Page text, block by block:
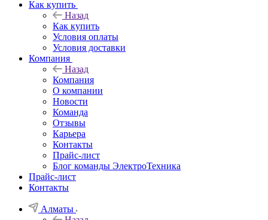
Как купить
Назад
Как купить
Условия оплаты
Условия доставки
Компания
Назад
Компания
О компании
Новости
Команда
Отзывы
Карьера
Контакты
Прайс-лист
Блог команды ЭлектроТехника
Прайс-лист
Контакты
Алматы